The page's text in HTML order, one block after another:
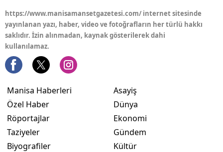
https://www.manisamansetgazetesi.com/ internet sitesinde
yayınlanan yazı, haber, video ve fotoğrafların her türlü hakkı
saklıdır. İzin alınmadan, kaynak gösterilerek dahi
kullanılamaz.
Manisa Haberleri
Özel Haber
Röportajlar
Taziyeler
Biyografiler
Asayiş
Dünya
Ekonomi
Gündem
Kültür